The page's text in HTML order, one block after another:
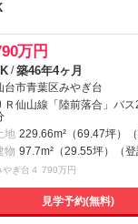
万円
/築46年4ヶ月
台市青葉区みやぎ台
Ｒ仙山線「陸前落合」バ
地 229.66m²（69.47坪）（
物 97.7m²（29.55坪）（登
やぎ台４ 790万円
見学予約(無料)